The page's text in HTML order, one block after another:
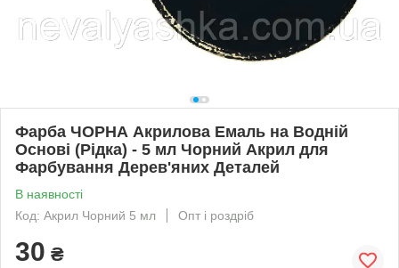
Фарба ЧОРНА Акрилова Емаль на Водній
Основі (Рідка) - 5 мл Чорний Акрил для
Фарбування Дерев'яних Деталей
В наявності
Код: Акрил Чорний 5 мл
Опт і роздріб
30 ₴